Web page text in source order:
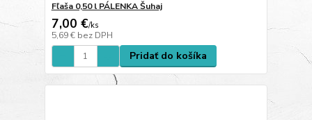
Fľaša 0,50 l PÁLENKA Šuhaj
7,00 €/ks
5,69 € bez DPH
Pridať do košíka